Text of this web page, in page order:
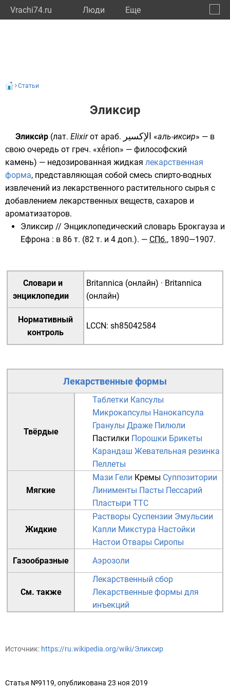
Vrachi74.ru Люди Eще
Статьи
Эликсир
Эликси́р (лат. Elixirот араб. الإكسير ‎ «аль-иксир» — в
свою очередь от греч. «xḗrion» — философский
камень) — недозированная жидкая лекарственная
форма, представляющая собой смесь спирто-водных
извлечений из лекарственного растительного сырья с
добавлением лекарственных веществ, сахаров и
ароматизаторов.
Эликсир // Энциклопедический словарь Брокгауза и
Ефрона : в 86 т. (82 т. и 4 доп.). — СПб., 1890—1907.
Словари и
энциклопедии
Britannica (онлайн) · Britannica
(онлайн)
Нормативный
контроль
LCCN: sh85042584
Лекарственные формы
Твёрдые
Таблетки Капсулы
Микрокапсулы Нанокапсула
Гранулы Драже Пилюли
Пастилки Порошки Брикеты
Карандаш Жевательная резинка
Пеллеты
Мягкие
Мази Гели Кремы Суппозитории
Линименты Пасты Пессарий
Пластыри TTC
Жидкие
Растворы Суспензии Эмульсии
Капли Микстура Настойки
Настои Отвары Сиропы
Газообразные
Аэрозоли
См. также
Лекарственный сбор
Лекарственные формы для
инъекций
Источник: https://ru.wikipedia.org/wiki/Эликсир
Статья №9119, опубликована 23 ноя 2019